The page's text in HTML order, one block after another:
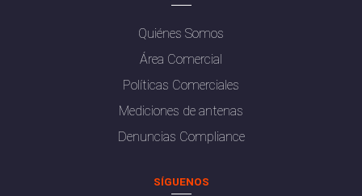
Quiénes Somos
Área Comercial
Políticas Comerciales
Mediciones de antenas
Denuncias Compliance
SÍGUENOS